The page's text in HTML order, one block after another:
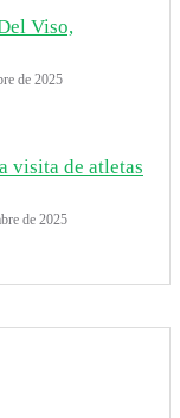
Viso,
de 2025
visita de atletas
de 2025